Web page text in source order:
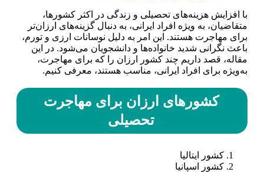
با افزایش هزینه‌های تحصیلی و زندگی در اکثر کشورها،
متقاضیان، به ویژه افراد ایرانی، به دنبال گزینه‌های ارزان‌تر
برای مهاجرت هستند. این امر به دلیل نوسانات ارزی و تورم،
باعث نگرانی شدید خانواده‌ها و دانشجویان می‌شود. در این
مقاله، قصد داریم چند کشور ارزان را که برای مهاجرت،
به‌ویژه برای افراد ایرانی، مناسب هستند، معرفی کنیم.
کشورهای ارزان برای مهاجرت
تحصیلی
کشور ایتالیا
کشور اسپانیا